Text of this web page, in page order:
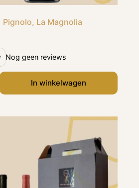
Pignolo, La Magnolia
Nog geen reviews
In winkelwagen